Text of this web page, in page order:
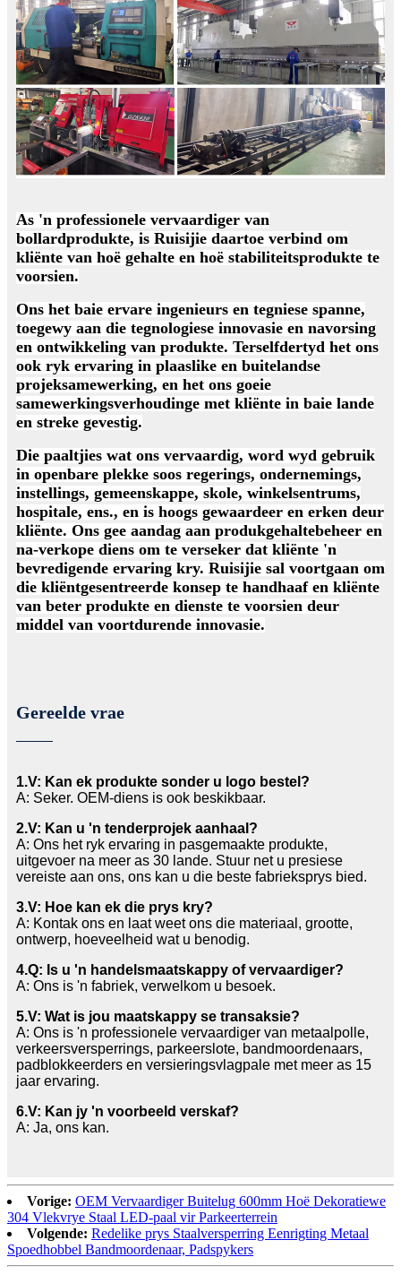
As 'n professionele vervaardiger van
bollardprodukte, is Ruisijie daartoe verbind om
kliënte van hoë gehalte en hoë stabiliteitsprodukte te
voorsien.
Ons het baie ervare ingenieurs en tegniese spanne,
toegewy aan die tegnologiese innovasie en navorsing
en ontwikkeling van produkte. Terselfdertyd het ons
ook ryk ervaring in plaaslike en buitelandse
projeksamewerking, en het ons goeie
samewerkingsverhoudinge met kliënte in baie lande
en streke gevestig.
Die paaltjies wat ons vervaardig, word wyd gebruik
in openbare plekke soos regerings, ondernemings,
instellings, gemeenskappe, skole, winkelsentrums,
hospitale, ens., en is hoogs gewaardeer en erken deur
kliënte. Ons gee aandag aan produkgehaltebeheer en
na-verkope diens om te verseker dat kliënte 'n
bevredigende ervaring kry. Ruisijie sal voortgaan om
die kliëntgesentreerde konsep te handhaaf en kliënte
van beter produkte en dienste te voorsien deur
middel van voortdurende innovasie.
Gereelde vrae
1.V: Kan ek produkte sonder u logo bestel?
A: Seker. OEM-diens is ook beskikbaar.
2.V: Kan u 'n tenderprojek aanhaal?
A: Ons het ryk ervaring in pasgemaakte produkte,
uitgevoer na meer as 30 lande. Stuur net u presiese
vereiste aan ons, ons kan u die beste fabrieksprys bied.
3.V: Hoe kan ek die prys kry?
A: Kontak ons ​​en laat weet ons die materiaal, grootte,
ontwerp, hoeveelheid wat u benodig.
4.Q: Is u 'n handelsmaatskappy of vervaardiger?
A: Ons is 'n fabriek, verwelkom u besoek.
5.V: Wat is jou maatskappy se transaksie?
A: Ons is 'n professionele vervaardiger van metaalpolle,
verkeersversperrings, parkeerslote, bandmoordenaars,
padblokkeerders en versieringsvlagpale met meer as 15
jaar ervaring.
6.V: Kan jy 'n voorbeeld verskaf?
A: Ja, ons kan.
Vorige: OEM Vervaardiger Buitelug 600mm Hoë Dekoratiewe
304 Vlekvrye Staal LED-paal vir Parkeerterrein
Volgende: Redelike prys Staalversperring Eenrigting Metaal
Spoedhobbel Bandmoordenaar, Padspykers